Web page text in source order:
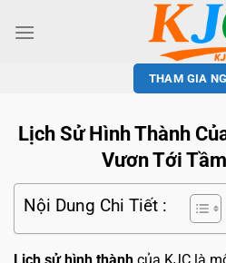
THAM GIA
Lịch Sử Hình Thành
Vươn Tới
Nội Dung Chi Tiết :